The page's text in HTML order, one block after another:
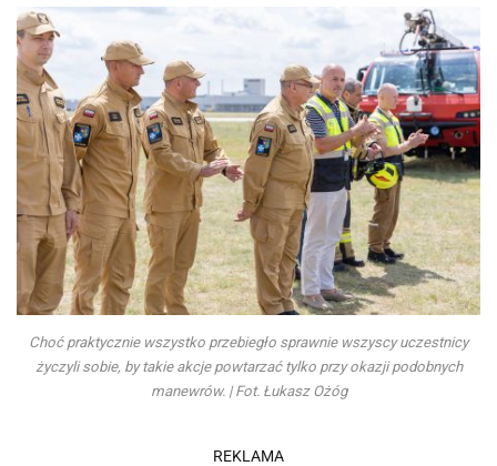
Choć praktycznie wszystko przebiegło sprawnie wszyscy uczestnicy
życzyli sobie, by takie akcje powtarzać tylko przy okazji podobnych
manewrów. | Fot. Łukasz Ożóg
REKLAMA